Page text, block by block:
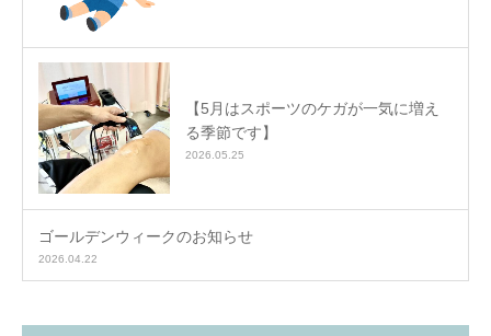
【5月はスポーツのケガが一気に増え
る季節です】
2026.05.25
ゴールデンウィークのお知らせ
2026.04.22